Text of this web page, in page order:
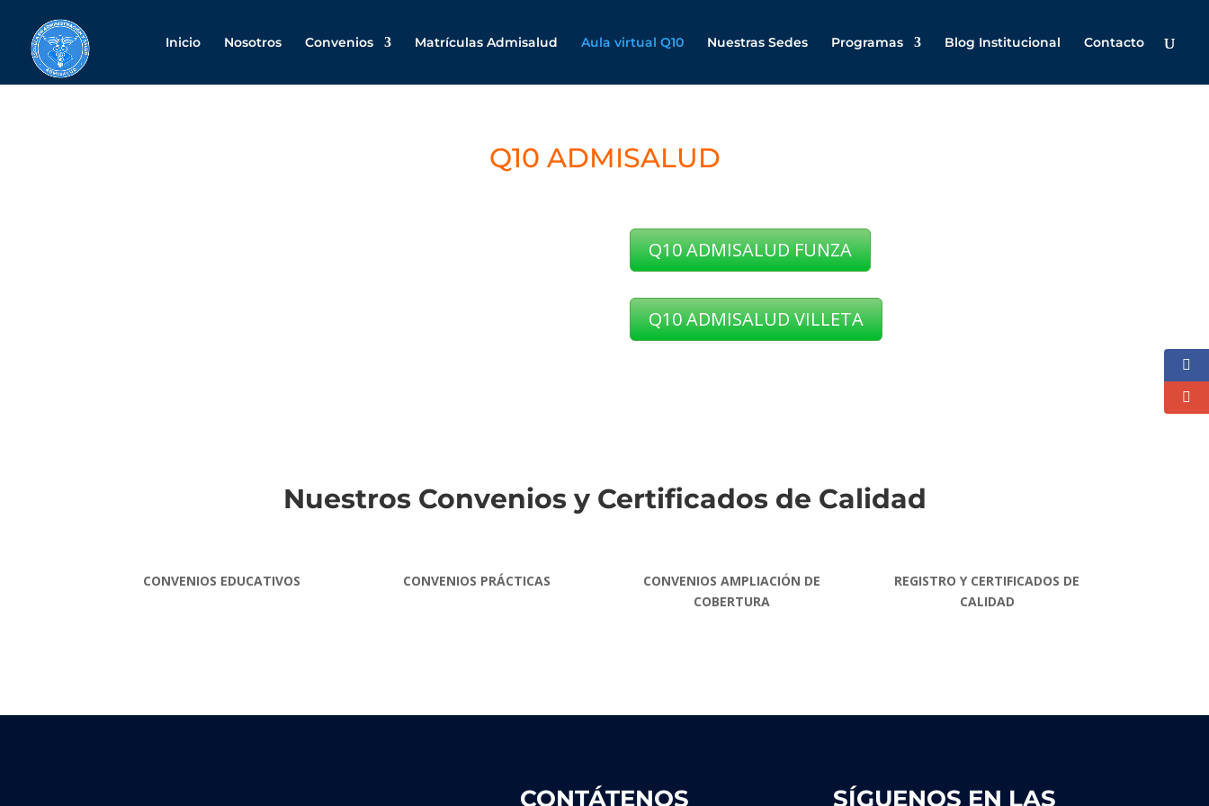
Inicio Nosotros Convenios Matrículas Admisalud Aula virtual Q10 Nuestras Sedes Programas Blog Institucional Contacto
Q10 ADMISALUD
Q10 ADMISALUD FUNZA
Q10 ADMISALUD VILLETA
Nuestros Convenios y Certificados de Calidad
CONVENIOS EDUCATIVOS CONVENIOS PRÁCTICAS
CONVENIOS AMPLIACIÓN DE
COBERTURA
REGISTRO Y CERTIFICADOS DE
CALIDAD
CONTÁTENOS SÍGUENOS EN LAS